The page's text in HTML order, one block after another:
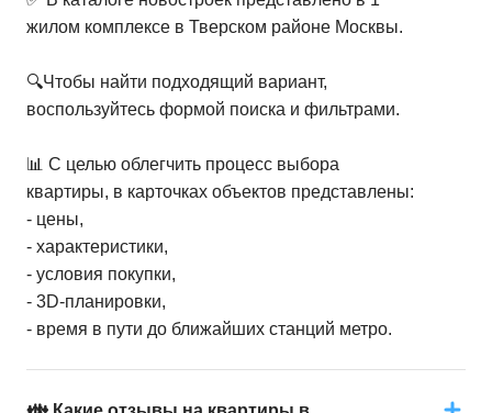
жилом комплексе в Тверском районе Москвы.
🔍Чтобы найти подходящий вариант,
воспользуйтесь формой поиска и фильтрами.
📊 С целью облегчить процесс выбора
квартиры, в карточках объектов представлены:
- цены,
- характеристики,
- условия покупки,
- 3D-планировки,
- время в пути до ближайших станций метро.